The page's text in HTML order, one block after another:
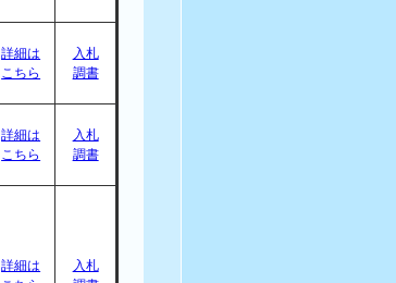
詳細は
こちら
入札
調書
詳細は
こちら
入札
調書
詳細は
入札